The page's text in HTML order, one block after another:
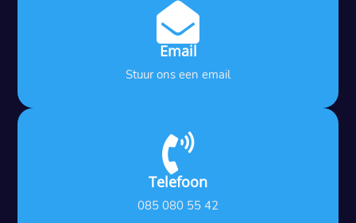

Email
Stuur ons een email

Telefoon
085 080 55 42